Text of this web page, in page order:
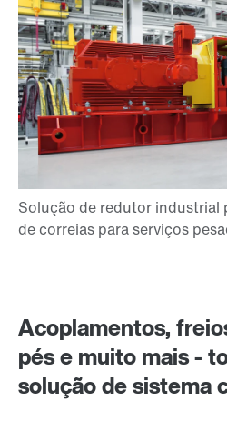
Acoplamentos,
pés e muito mais -
solução de sistema